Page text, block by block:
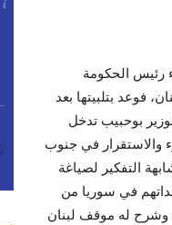
رئيس الحكومة
فوعد بتلبيتها بعد
بوحبيب تدخل
لقرار مجلس الامن ١٧٠١ “بما يحقق الهدوء والاستقرار في جنوب
التفكير لصياغة
في سوريا من
وشرح له موقف لبنان